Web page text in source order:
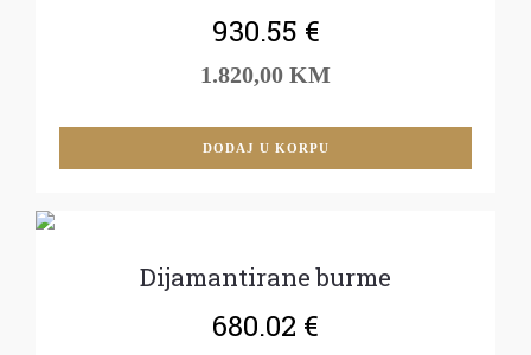
930.55 €
1.820,00 KM
DODAJ U KORPU
Dijamantirane burme
680.02 €